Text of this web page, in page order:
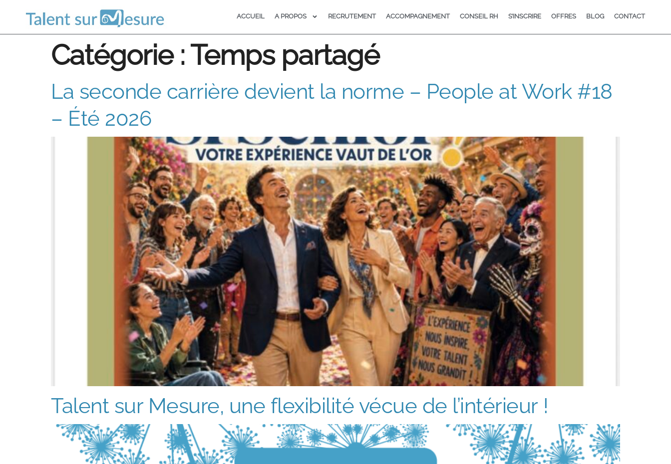
ACCUEIL A PROPOS RECRUTEMENT ACCOMPAGNEMENT CONSEIL RH S’INSCRIRE OFFRES BLOG CONTACT
Catégorie :Temps partagé
La seconde carrière devient la norme – People at Work #18
– Été 2026
Talent sur Mesure, une flexibilité vécue de l’intérieur !